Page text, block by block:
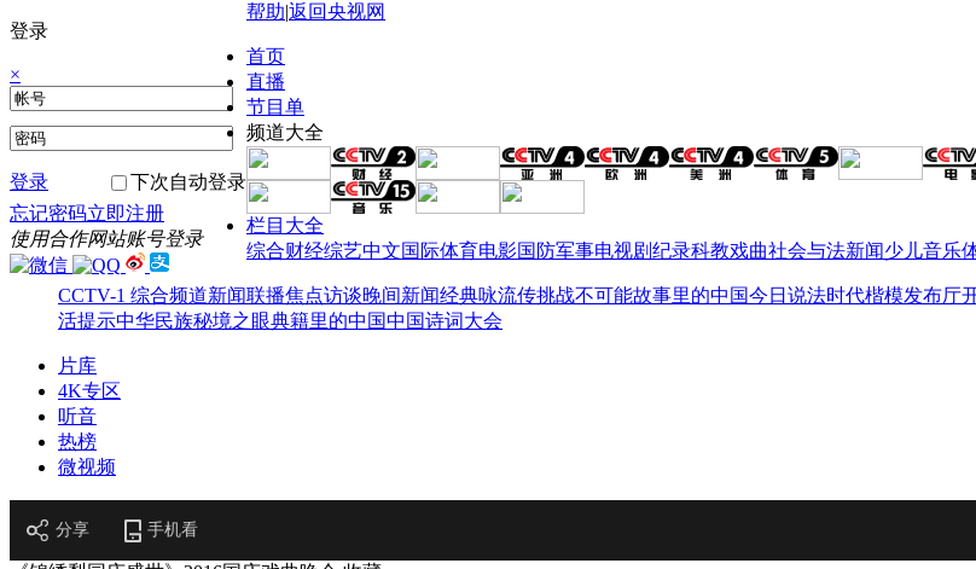
登录
×
登录
下次自动登录
忘记密码立即注册
使用合作网站账号登录
帮助|返回央视网
首页
直播
节目单
频道大全
栏目大全
综合财经综艺中文国际体育电影国防军事电视剧纪录科教戏曲社会与法新闻少儿音乐
CCTV-1 综合频道新闻联播焦点访谈晚间新闻经典咏流传挑战不可能故事里的中国今日说法时代楷模发布厅
活提示中华民族秘境之眼典籍里的中国中国诗词大会
片库
4K专区
听音
热榜
微视频
分享 手机看